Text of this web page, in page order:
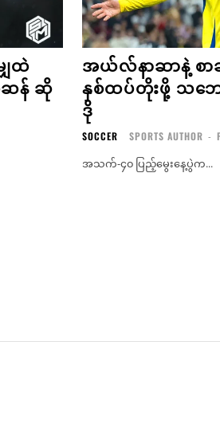
ထဲ
ဆန် ဆို
အယ်လ်နာဆာနဲ့ စ
နှစ်ထပ်တိုးဖို့ သဘ
ဒို
SOCCER SPORTS AUTHOR -
အသက်-၄၀ ပြည့်မွေးနေ့ပွဲက...